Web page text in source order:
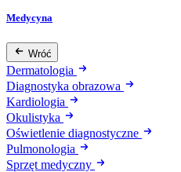
Medycyna
Wróć
Dermatologia
Diagnostyka obrazowa
Kardiologia
Okulistyka
Oświetlenie diagnostyczne
Pulmonologia
Sprzęt medyczny